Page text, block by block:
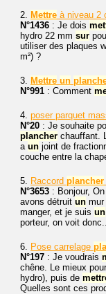
2. Mettre à niveau 2
N°1436 : Je dois
hydro 22 mm sur
utiliser des plaques
m²) ?
3. Mettre un
N°991 : Comment
4. poser parquet
N°20 : Je souhaite
plancher chauffant.
a un joint de
couche entre la
5. Raccord plancher
N°3653 : Bonjour,
avons détruit un mur
manger, et je suis un
porteur, on voit
6. Pose carrelage
N°197 : Je voudrais
chêne. Le mieux
hydro), puis de
Quelles sont ces